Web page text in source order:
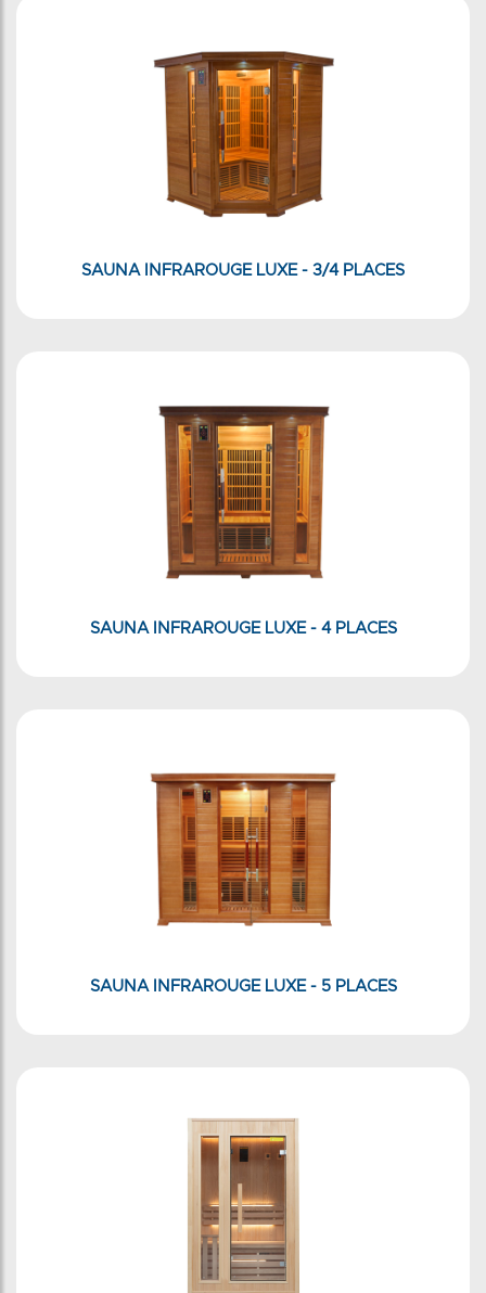
SAUNA INFRAROUGE LUXE - 3/4 PLACES
SAUNA INFRAROUGE LUXE - 4 PLACES
SAUNA INFRAROUGE LUXE - 5 PLACES